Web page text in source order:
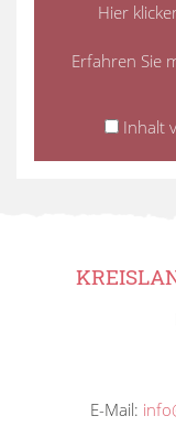
Hier
Erfahren Sie
Inhalt
E-Mail: